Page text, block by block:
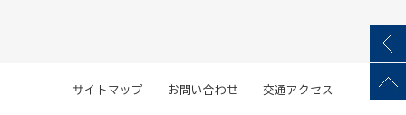
サイトマップ お問い合わせ 交通アクセス